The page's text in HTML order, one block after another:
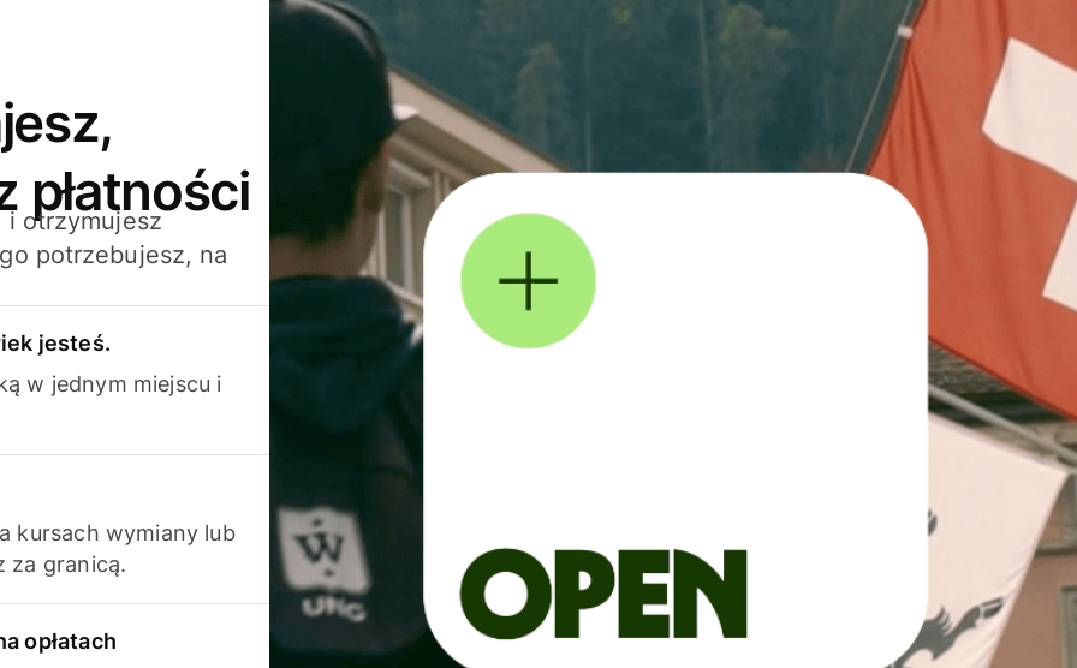
płatności
i otrzymujesz
potrzebujesz, na
jesteś.
w jednym miejscu i
kursach wymiany lub
za granicą.
opłatach